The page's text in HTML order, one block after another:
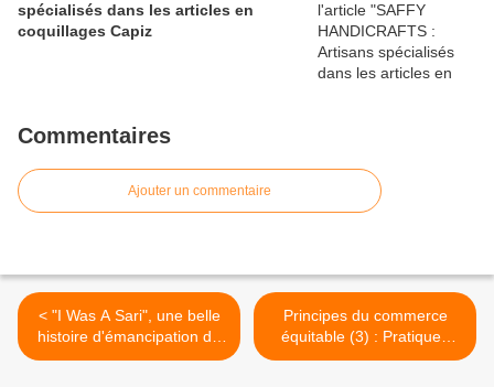
spécialisés dans les articles en
coquillages Capiz
Commentaires
Ajouter un commentaire
< "I Was A Sari", une belle
histoire d'émancipation de
femmes indiennes !
Principes du commerce
équitable (3) : Pratiques
commerciales équitables >